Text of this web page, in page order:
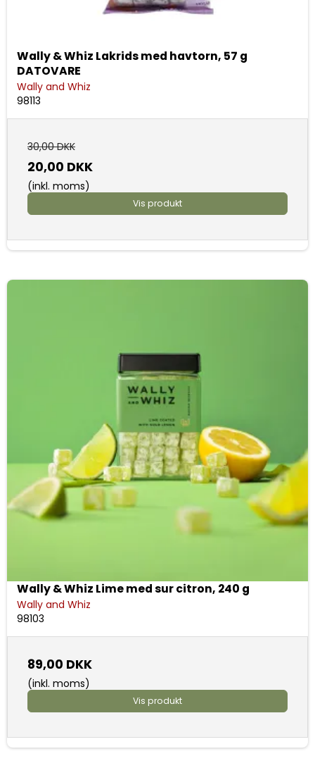
Wally & Whiz Lakrids med havtorn, 57 g
DATOVARE
Wally and Whiz
98113
30,00 DKK
20,00 DKK
(inkl. moms)
Vis produkt
Wally & Whiz Lime med sur citron, 240 g
Wally and Whiz
98103
89,00 DKK
(inkl. moms)
Vis produkt